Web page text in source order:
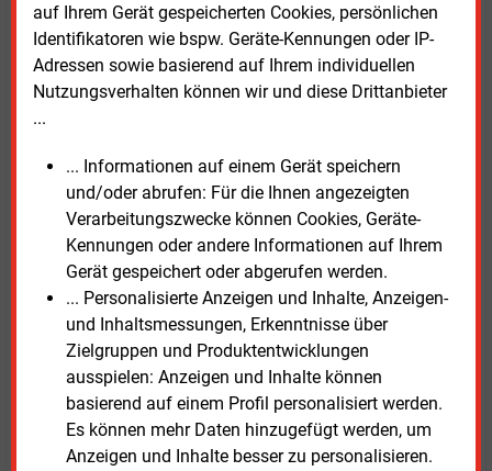
auf Ihrem Gerät gespeicherten Cookies, persönlichen
Identifikatoren wie bspw. Geräte-Kennungen oder IP-
Adressen sowie basierend auf Ihrem individuellen
Nutzungsverhalten können wir und diese Drittanbieter
...
... Informationen auf einem Gerät speichern
und/oder abrufen: Für die Ihnen angezeigten
Verarbeitungszwecke können Cookies, Geräte-
Kennungen oder andere Informationen auf Ihrem
Gerät gespeichert oder abgerufen werden.
... Personalisierte Anzeigen und Inhalte, Anzeigen-
und Inhaltsmessungen, Erkenntnisse über
Zielgruppen und Produktentwicklungen
ausspielen: Anzeigen und Inhalte können
basierend auf einem Profil personalisiert werden.
Es können mehr Daten hinzugefügt werden, um
Anzeigen und Inhalte besser zu personalisieren.
Die Union forderte Bundeskanzler Olaf Scholz (SPD)
erneut auf, im Streit um das Heizungsgesetz Führung
zu zeigen. NRW-Bauministerin Ina Scharrenbach
(CDU) hält ein Bundesgesetz sogar für überflüssig, da
Auch die „Wirtschaftsweise“ Veronika Grimm warnte
vor einer Überforderung durch das umstrittene
Heizungsgesetz. „Es gilt, die Hauseigentümer gezielt
zu entlasten und zugleich die Staatsfinanzen nicht zu
überfordern“, mahnte sie. Entscheidend werde sein,
eine hohe Akzeptanz zu erzielen und gleichzeitig das
Klimaschutzziel wirksam zu verfolgen.
Susanne Harmsen